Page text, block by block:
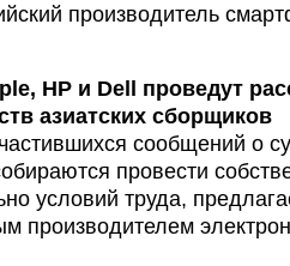
производитель
HP и Dell проведут
азиатских сборщиков
сообщений о
провести
условий труда,
производителем